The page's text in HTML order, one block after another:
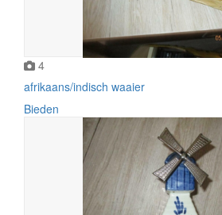
4
afrikaans/indisch waaier
Bieden